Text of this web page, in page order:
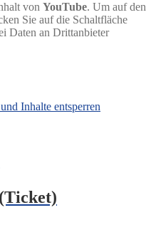
von YouTube. Um auf den
Sie auf die Schaltfläche
Daten an Drittanbieter
Inhalte entsperren